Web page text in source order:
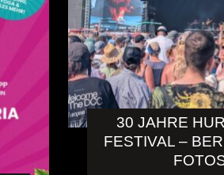
30 JAHRE
FESTIVAL –